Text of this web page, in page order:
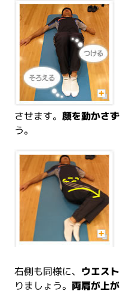
させます。 顔を動かさ
う。
右側も同様に、 ウエス
りましょう。 両肩が上